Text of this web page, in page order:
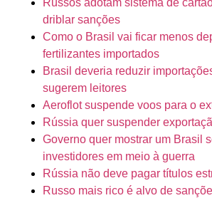
Russos adotam sistema de
driblar sanções
Como o Brasil vai ficar menos
fertilizantes importados
Brasil deveria reduzir
sugerem leitores
Aeroflot suspende voos para o
Rússia quer suspender
Governo quer mostrar um Brasil
investidores em meio à guerra
Rússia não deve pagar títulos
Russo mais rico é alvo de